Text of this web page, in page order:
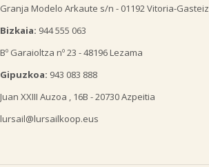
Granja Modelo Arkaute s/n - 01192 Vitoria-Gasteiz
Bizkaia: 944 555 063
Bº Garaioltza nº 23 - 48196 Lezama
Gipuzkoa: 943 083 888
Juan XXIII Auzoa , 16B - 20730 Azpeitia
lursail@lursailkoop.eus